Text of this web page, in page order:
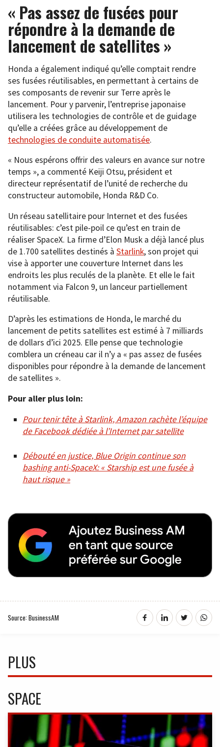
« Pas assez de fusées pour
répondre à la demande de
lancement de satellites »
Honda a également indiqué qu’elle comptait rendre
ses fusées réutilisables, en permettant à certains de
ses composants de revenir sur Terre après le
lancement. Pour y parvenir, l’entreprise japonaise
utilisera les technologies de contrôle et de guidage
qu’elle a créées grâce au développement de
technologies de conduite automatisée.
« Nous espérons offrir des valeurs en avance sur notre
temps », a commenté Keiji Otsu, président et
directeur représentatif de l’unité de recherche du
constructeur automobile, Honda R&D Co.
Un réseau satellitaire pour Internet et des fusées
réutilisables: c’est pile-poil ce qu’est en train de
réaliser SpaceX. La firme d’Elon Musk a déjà lancé plus
de 1.700 satellites destinés à Starlink, son projet qui
vise à apporter une couverture Internet dans les
endroits les plus reculés de la planète. Et elle le fait
notamment via Falcon 9, un lanceur partiellement
réutilisable.
D’après les estimations de Honda, le marché du
lancement de petits satellites est estimé à 7 milliards
de dollars d’ici 2025. Elle pense que technologie
comblera un créneau car il n’y a « pas assez de fusées
disponibles pour répondre à la demande de lancement
de satellites ».
Pour aller plus loin:
Pour tenir tête à Starlink, Amazon rachète l’équipe
de Facebook dédiée à l’Internet par satellite
Débouté en justice, Blue Origin continue son
bashing anti-SpaceX: « Starship est une fusée à
haut risque »
Source: BusinessAM
PLUS
SPACE